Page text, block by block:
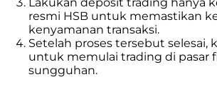
resmi HSB untuk memastikan
kenyamanan transaksi.
Setelah proses tersebut selesai,
untuk memulai trading di pasar
sungguhan.